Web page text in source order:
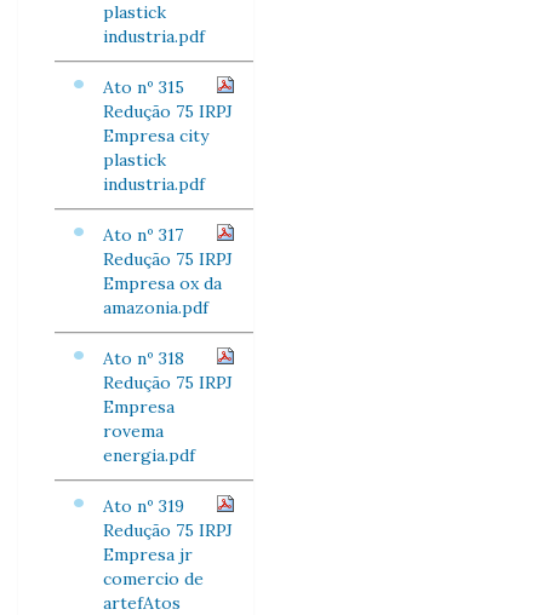
plastick
industria.pdf
Ato nº 315
Redução 75 IRPJ
Empresa city
plastick
industria.pdf
Ato nº 317
Redução 75 IRPJ
Empresa ox da
amazonia.pdf
Ato nº 318
Redução 75 IRPJ
Empresa
rovema
energia.pdf
Ato nº 319
Redução 75 IRPJ
Empresa jr
comercio de
artefAtos